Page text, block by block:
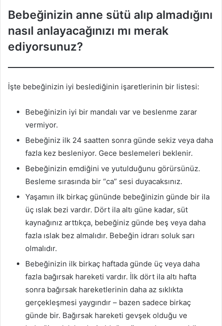
Bebeğinizin anne sütü alıp almadığını
nasıl anlayacağınızı mı merak
ediyorsunuz?
İşte bebeğinizin iyi beslediğinin işaretlerinin bir listesi:
Bebeğinizin iyi bir mandalı var ve beslenme zarar
vermiyor.
Bebeğiniz ilk 24 saatten sonra günde sekiz veya daha
fazla kez besleniyor. Gece beslemeleri beklenir.
Bebeğinizin emdiğini ve yutulduğunu görürsünüz.
Besleme sırasında bir “ca” sesi duyacaksınız.
Yaşamın ilk birkaç gününde bebeğinizin günde bir ila
üç ıslak bezi vardır. Dört ila altı güne kadar, süt
kaynağınız arttıkça, bebeğiniz günde beş veya daha
fazla ıslak bez almalıdır. Bebeğin idrarı soluk sarı
olmalıdır.
Bebeğinizin ilk birkaç haftada günde üç veya daha
fazla bağırsak hareketi vardır. İlk dört ila altı hafta
sonra bağırsak hareketlerinin daha az sıklıkta
gerçekleşmesi yaygındır – bazen sadece birkaç
günde bir. Bağırsak hareketi gevşek olduğu ve